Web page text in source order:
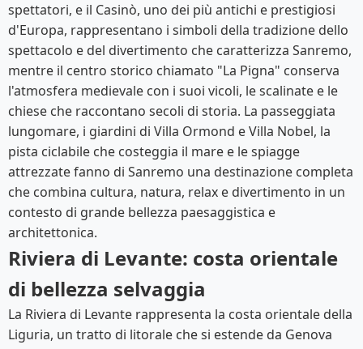
spettatori, e il Casinò, uno dei più antichi e prestigiosi
d'Europa, rappresentano i simboli della tradizione dello
spettacolo e del divertimento che caratterizza Sanremo,
mentre il centro storico chiamato "La Pigna" conserva
l'atmosfera medievale con i suoi vicoli, le scalinate e le
chiese che raccontano secoli di storia. La passeggiata
lungomare, i giardini di Villa Ormond e Villa Nobel, la
pista ciclabile che costeggia il mare e le spiagge
attrezzate fanno di Sanremo una destinazione completa
che combina cultura, natura, relax e divertimento in un
contesto di grande bellezza paesaggistica e
architettonica.
Riviera di Levante: costa orientale
di bellezza selvaggia
La Riviera di Levante rappresenta la costa orientale della
Liguria, un tratto di litorale che si estende da Genova